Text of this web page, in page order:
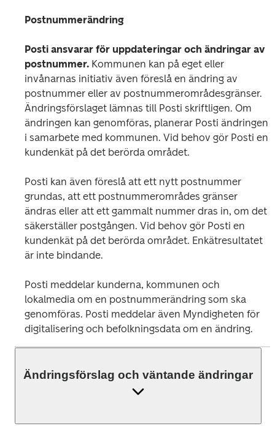
Postnummerändring
Posti ansvarar för uppdateringar och ändringar av
postnummer. Kommunen kan på eget eller
invånarnas initiativ även föreslå en ändring av
postnummer eller av postnummerområdesgränser.
Ändringsförslaget lämnas till Posti skriftligen. Om
ändringen kan genomföras, planerar Posti ändringen
i samarbete med kommunen. Vid behov gör Posti en
kundenkät på det berörda området.
Posti kan även föreslå att ett nytt postnummer
grundas, att ett postnummerområdes gränser
ändras eller att ett gammalt nummer dras in, om det
säkerställer postgången. Vid behov gör Posti en
kundenkät på det berörda området. Enkätresultatet
är inte bindande.
Posti meddelar kunderna, kommunen och
lokalmedia om en postnummerändring som ska
genomföras. Posti meddelar även Myndigheten för
digitalisering och befolkningsdata om en ändring.
Ändringsförslag och väntande ändringar